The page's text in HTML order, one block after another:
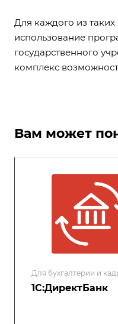
Для каждого из
использование
государственного
комплекс
Вам может
Для бухгалтерии и
1С:ДиректБанк